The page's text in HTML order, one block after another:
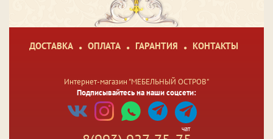
ДОСТАВКА ОПЛАТА ГАРАНТИЯ КОНТАКТЫ
Интернет-магазин "МЕБЕЛЬНЫЙ ОСТРОВ"
Подписывайтесь на наши соцсети:
чат